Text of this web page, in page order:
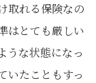
取れる保険なの
はとても厳しい
うな状態になっ
いたこともすっ